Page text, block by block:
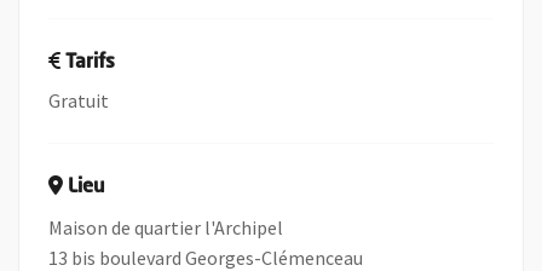
Tarifs
Gratuit
Lieu
Maison de quartier l'Archipel
13 bis boulevard Georges-Clémenceau